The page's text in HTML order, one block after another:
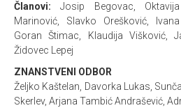
Članovi: Josip Begovac,
Marinović, Slavko Orešković,
Goran Štimac, Klaudija Višković,
Židovec Lepej
ZNANSTVENI ODBOR
Željko Kaštelan, Davorka Lukas,
Skerlev, Arjana Tambić Andrašević,